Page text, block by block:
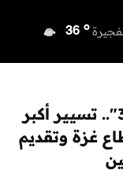
36 o
36 o
36 o
ضمن عملية "الفارس الشهم 3".. تسيير أكبر
غزة وتقديم